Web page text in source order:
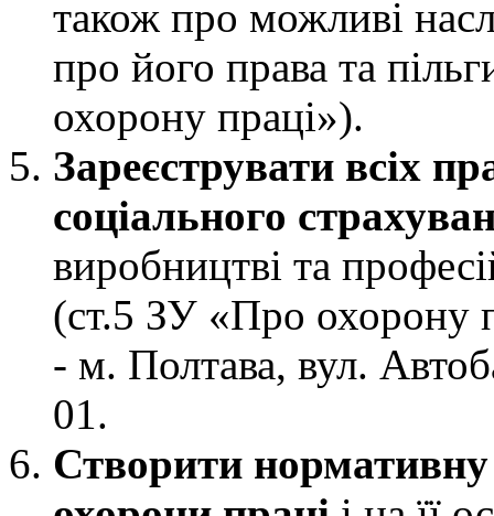
також про можливі
про його права та
охорону праці»).
Зареєструвати всіх
соціального
виробництві та
(ст.5 ЗУ «Про охорону
- м. Полтава, вул.
01.
Створити нормативну